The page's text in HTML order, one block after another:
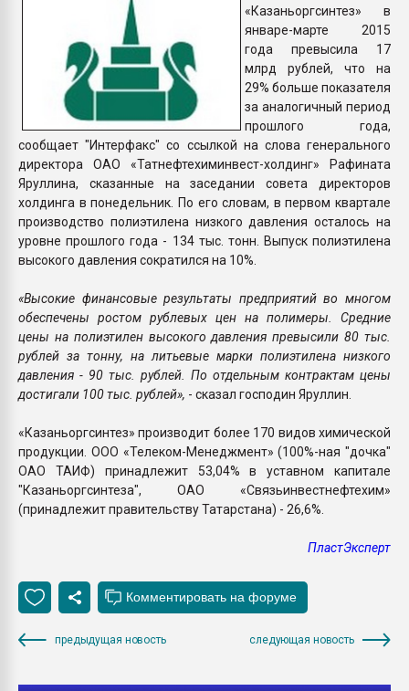
«Казаньоргсинтез» в
январе-марте 2015
года превысила 17
млрд рублей, что на
29% больше показателя
за аналогичный период
прошлого года,
сообщает "Интерфакс" со ссылкой на слова генерального
директора ОАО «Татнефтехиминвест-холдинг» Рафината
Яруллина, сказанные на заседании совета директоров
холдинга в понедельник. По его словам, в первом квартале
производство полиэтилена низкого давления осталось на
уровне прошлого года - 134 тыс. тонн. Выпуск полиэтилена
высокого давления сократился на 10%.
«Высокие финансовые результаты предприятий во многом
обеспечены ростом рублевых цен на полимеры. Средние
цены на полиэтилен высокого давления превысили 80 тыс.
рублей за тонну, на литьевые марки полиэтилена низкого
давления - 90 тыс. рублей. По отдельным контрактам цены
достигали 100 тыс. рублей», - сказал господин Яруллин.
«Казаньоргсинтез» производит более 170 видов химической
продукции. ООО «Телеком-Менеджмент» (100%-ная "дочка"
ОАО ТАИФ) принадлежит 53,04% в уставном капитале
"Казаньоргсинтеза", ОАО «Связьинвестнефтехим»
(принадлежит правительству Татарстана) - 26,6%.
ПластЭксперт
предыдущая новость следующая новость